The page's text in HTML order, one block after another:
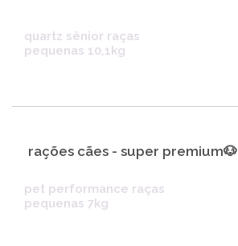
quartz sênior raças
pequenas 10,1kg
rações cães - super premium🐶
pet performance raças
pequenas 7kg